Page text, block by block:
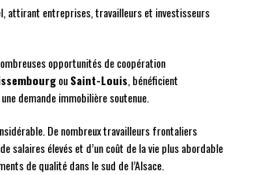
attirant entreprises, travailleurs et investisseurs
opportunités de coopération
ouSaint-Louis , bénéficient
demande immobilière soutenue.
De nombreux travailleurs frontaliers
salaires élevés et d’un coût de la vie plus abordable
de qualité dans le sud de l’Alsace.